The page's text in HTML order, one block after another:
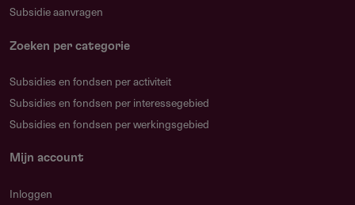
Subsidie aanvragen
Zoeken per categorie
Subsidies en fondsen per activiteit
Subsidies en fondsen per interessegebied
Subsidies en fondsen per werkingsgebied
Mijn account
Inloggen